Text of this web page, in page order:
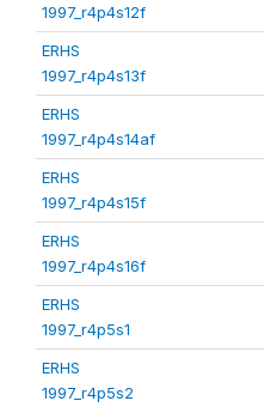
1997_r4p4s12f
ERHS
1997_r4p4s13f
ERHS
1997_r4p4s14af
ERHS
1997_r4p4s15f
ERHS
1997_r4p4s16f
ERHS
1997_r4p5s1
ERHS
1997_r4p5s2